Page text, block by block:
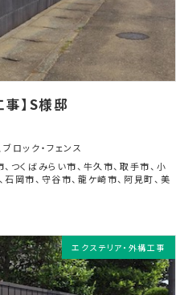
】S様邸
ブロック・フェンス
、 つくばみらい市、 牛久市、取手市、 小
、石岡市、 守谷市、龍ケ崎市、 阿見町、 美
エクステリア・外構工事